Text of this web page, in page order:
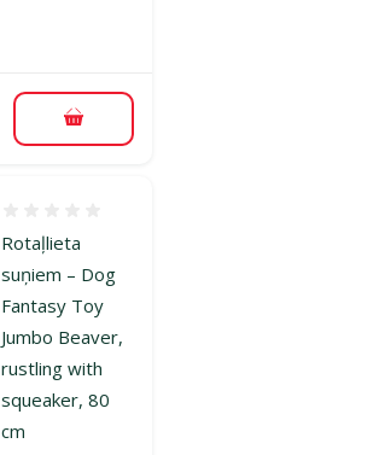
Pievienot grozam
Rotaļlieta
suņiem – Dog
Fantasy Toy
Jumbo Beaver,
rustling with
squeaker, 80
cm